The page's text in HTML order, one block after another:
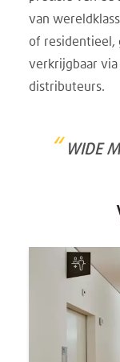
van
of residentieel,
verkrijgbaar
distributeurs.
“ WIDE